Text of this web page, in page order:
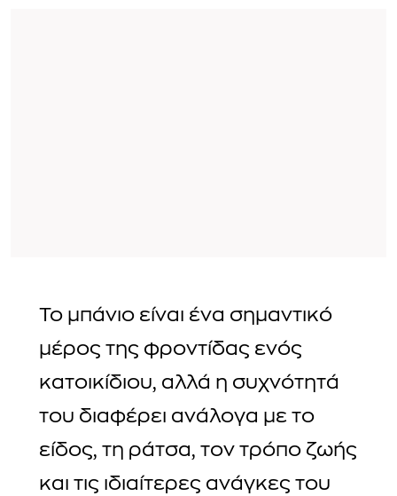
Το μπάνιο είναι ένα σημαντικό
μέρος της φροντίδας ενός
κατοικίδιου, αλλά η συχνότητά
του διαφέρει ανάλογα με το
είδος, τη ράτσα, τον τρόπο ζωής
και τις ιδιαίτερες ανάγκες του